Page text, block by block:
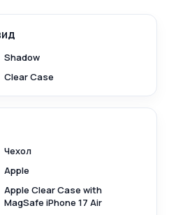
Shadow
Clear Case
Чехол
Apple
Apple Clear Case with
MagSafe iPhone 17 Air